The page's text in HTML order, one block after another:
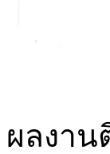
ผลงาน